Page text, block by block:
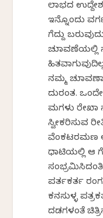
ಲಾಭದ
ಇನ್ನೊಂದು
ಗೆದ್ದು
ಚುನಾವಣೆಯಲ್ಲಿ
ನಮ್ಮ
ದುರಂತ.
ಮಗಳು ರೇಖಾ
ಸ್ವೀಕರಿಸುವ
ವೆಂಕಟರಮಣ
ಧಾಟಿಯಲ್ಲಿ ಆ
ಪರ್ತಕರ್ತ
ಕನಸುಳ್ಳ
ದಡಗಳಂತೆ